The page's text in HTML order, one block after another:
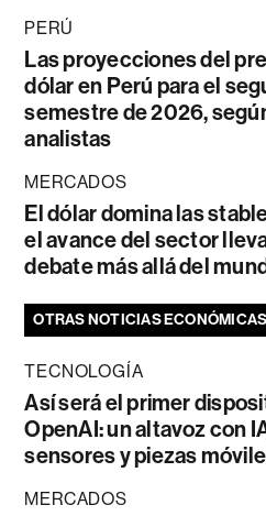
PERÚ
Las proyecciones del
dólar en Perú para el
semestre de 2026,
analistas
MERCADOS
El dólar domina las
el avance del sector
debate más allá del
OTRAS NOTICIAS ECONÓMICAS
TECNOLOGÍA
Así será el primer
OpenAI: un altavoz con
sensores y piezas
MERCADOS